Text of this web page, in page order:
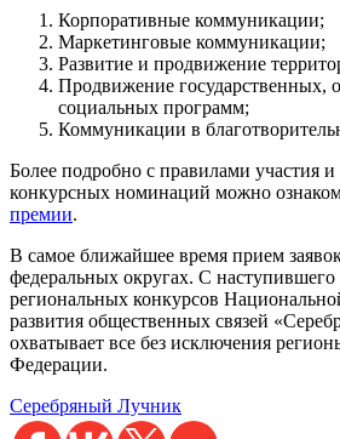
Корпоративные коммуникации;
Маркетинговые коммуникации;
Развитие и продвижение
Продвижение государственных,
социальных программ;
Коммуникации в
Более подробно с правилами участия
конкурсных номинаций можно
премии.
В самое ближайшее время прием
федеральных округах. С наступившего
региональных конкурсов
развития общественных связей
охватывает все без исключения
Федерации.
Серебряный Лучник